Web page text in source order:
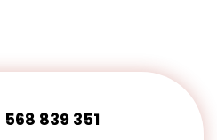
568 839 351